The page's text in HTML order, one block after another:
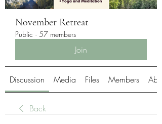
November Retreat
Public · 57 members
Join
Discussion Media Files Members About
Back